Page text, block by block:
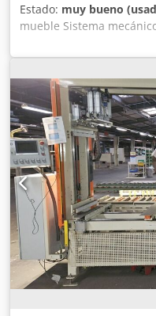
Estado: muy bueno
mueble Sistema
asíncronos + inveerter)
motorizada de
mm 4500 Velocidad de
Largo total de la Prensa
Empujador vertical
TAMANO DE LOS
del cuerpo de mueble
cuerpo de mueble (mm)
minimal del cuerpo de
(anchura) máxima del
minima del cuerpo de
cuerpo de mueble (mm)
entrada de la Prensa
la Prensa (mm) 2500
(Cuadro eléctrico y de
enstalada (Kw) 7 Pistola